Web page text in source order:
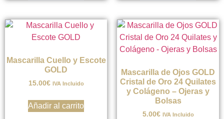
Mascarilla Cuello y Escote
GOLD
15.00€ IVA Incluido
Añadir al carrito
Mascarilla de Ojos GOLD
Cristal de Oro 24 Quilates
y Colágeno – Ojeras y
Bolsas
5.00€ IVA Incluido